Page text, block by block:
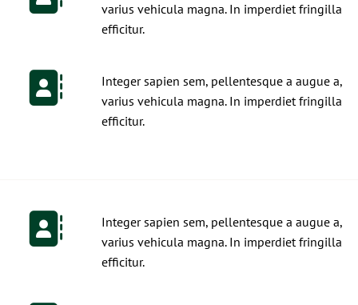
varius vehicula magna. In imperdiet fringilla
efficitur.
Integer sapien sem, pellentesque a augue a,
varius vehicula magna. In imperdiet fringilla
efficitur.
Integer sapien sem, pellentesque a augue a,
varius vehicula magna. In imperdiet fringilla
efficitur.